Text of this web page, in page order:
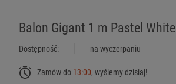
Balon Gigant 1 m Pastel White
Dostępność: na wyczerpaniu
Zamów do 13:00, wyślemy dzisiaj!